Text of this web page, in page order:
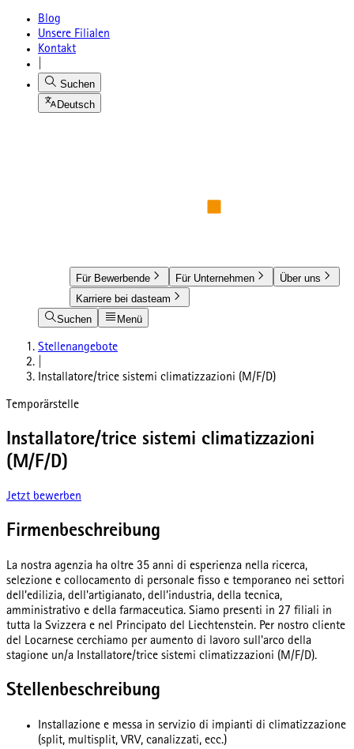
Blog
Unsere Filialen
Kontakt
Suchen
Deutsch
Für Bewerbende Für Unternehmen
Über uns
Karriere bei dasteam
Suchen
Menü
Stellenangebote
Installatore/trice sistemi climatizzazioni (M/F/D)
Temporärstelle
Installatore/trice sistemi climatizzazioni
(M/F/D)
Jetzt bewerben
Firmenbeschreibung
La nostra agenzia ha oltre 35 anni di esperienza nella ricerca,
selezione e collocamento di personale fisso e temporaneo nei settori
dell’edilizia, dell'artigianato, dell’industria, della tecnica,
amministrativo e della farmaceutica. Siamo presenti in 27 filiali in
tutta la Svizzera e nel Principato del Liechtenstein. Per nostro cliente
del Locarnese cerchiamo per aumento di lavoro sull'arco della
stagione un/a Installatore/trice sistemi climatizzazioni (M/F/D).
Stellenbeschreibung
Installazione e messa in servizio di impianti di climatizzazione
(split, multisplit, VRV, canalizzati, ecc.)